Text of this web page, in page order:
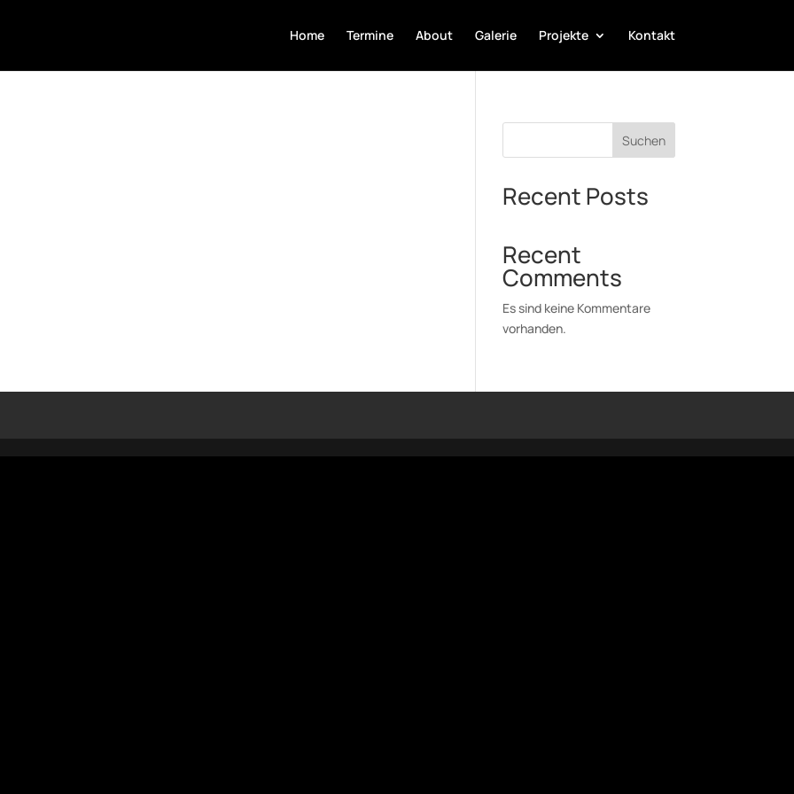
Home Termine About Galerie Projekte Kontakt
Suchen
Recent Posts
Recent
Comments
Es sind keine Kommentare
vorhanden.